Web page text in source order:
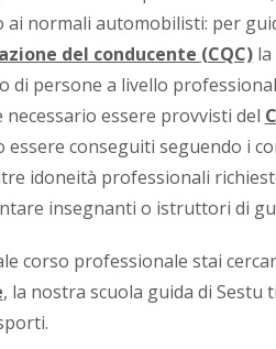
ai normali automobilisti: per
del conducente (CQC)la
di persone a livello
necessario essere provvisti del
essere conseguiti seguendo i
idoneità professionali
insegnanti o istruttori di
corso professionale stai
, la nostra scuola guida di